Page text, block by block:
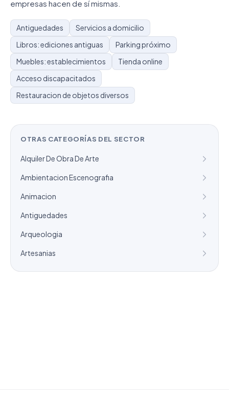
empresas hacen de sí mismas.
Antiguedades
Servicios a domicilio
Libros: ediciones antiguas
Parking próximo
Muebles: establecimientos
Tienda online
Acceso discapacitados
Restauracion de objetos diversos
OTRAS CATEGORÍAS DEL SECTOR
Alquiler De Obra De Arte
Ambientacion Escenografia
Animacion
Antiguedades
Arqueologia
Artesanias